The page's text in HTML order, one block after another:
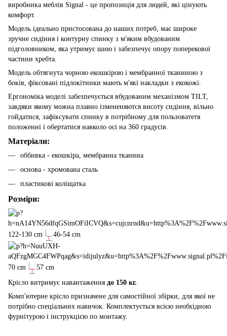
виробника меблів Signal - це пропозиція для людей, які цінують
комфорт.
Модель ідеально пристосована до наших потреб, має широке
зручне сидіння і контурну спинку з м'яким вбудованим
підголовником, яка утримує шию і забезпечує опору поперекової
частини хребта.
Модель обтягнута чорною екошкірою і мембранної тканиною з
боків, фіксовані підлокітники мають м'які накладки з екокожі.
Ергономіка моделі забезпечується вбудованим механізмом TILT,
завдяки якому можна плавно ізмененяются висоту сидіння, вільно
гойдатися, зафіксувати спинку в потрібному для пользоватетя
положенні і обертатися навколо осі на 360 градусів.
Матеріали:
оббивка - екошкіра, мембранна тканина
основа - хромована сталь
пластикові коліщатка
Розміри:
122-130 cm 46-54 cm
70 cm 57 cm
Крісло витримує навантаження до 150 кг.
Комп'ютерне крісло призначене для самостійної збірки, для якої не
потрібно спеціальних навичок. Комплектується всією необхідною
фурнітурою і інструкцією по монтажу.